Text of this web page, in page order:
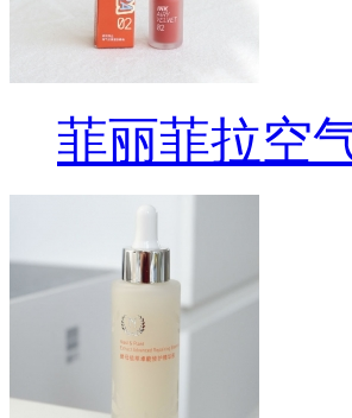
菲丽菲拉空